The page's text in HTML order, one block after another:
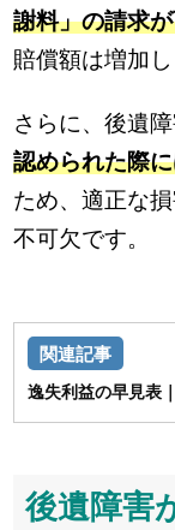
謝料」の請求
賠償額は増加し
さらに、後遺
認められた際
ため、適正な
不可欠です。
逸失利益の早見表
後遺障害